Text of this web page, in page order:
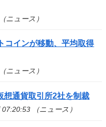
ニュース）
コインが移動、平均取得
ニュース）
想通貨取引所2社を制裁
（ニュース）